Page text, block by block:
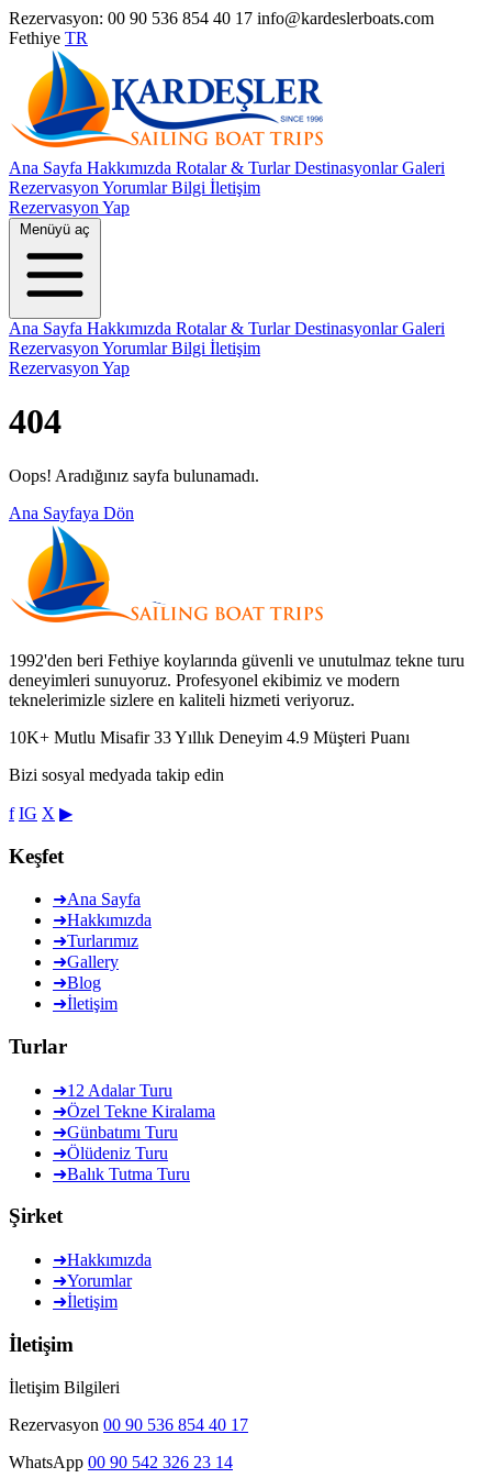
Rezervasyon: 00 90 536 854 40 17 info@kardeslerboats.com
Fethiye TR
Ana Sayfa Hakkımızda Rotalar & TurlarDestinasyonlarGaleri
Rezervasyon YorumlarBilgi İletişim
Rezervasyon Yap
Menüyü aç
Ana Sayfa Hakkımızda Rotalar & TurlarDestinasyonlarGaleri
Rezervasyon YorumlarBilgi İletişim
Rezervasyon Yap
404
Oops! Aradığınız sayfa bulunamadı.
Ana Sayfaya Dön
1992'den beri Fethiye koylarında güvenli ve unutulmaz tekne turu
deneyimleri sunuyoruz. Profesyonel ekibimiz ve modern
teknelerimizle sizlere en kaliteli hizmeti veriyoruz.
10K+ Mutlu Misafir 33Yıllık Deneyim 4.9 Müşteri Puanı
Bizi sosyal medyada takip edin
f IG X ▶
Keşfet
➜Ana Sayfa
➜Hakkımızda
➜Turlarımız
➜Gallery
➜Blog
➜İletişim
Turlar
➜12 Adalar Turu
➜Özel Tekne Kiralama
➜Günbatımı Turu
➜Ölüdeniz Turu
➜Balık Tutma Turu
Şirket
➜Hakkımızda
➜Yorumlar
➜İletişim
İletişim
İletişim Bilgileri
Rezervasyon 00 90 536 854 40 17
WhatsApp 00 90 542 326 23 14